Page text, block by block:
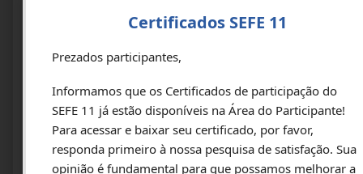
foram executadas no
Camboriú/SC e em um
complexo hospitalar
em Brasília/DF. As
curvas cargas versus
recalques estimadas,
Certificados SEFE 11
Prezados participantes,
Informamos que os Certificados de participação do
SEFE 11 já estão disponíveis na Área do Participante!
Para acessar e baixar seu certificado, por favor,
responda primeiro à nossa pesquisa de satisfação. Sua
opinião é fundamental para que possamos melhorar a